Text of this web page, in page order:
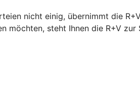
nicht einig, übernimmt die
möchten, steht Ihnen die R+V zur